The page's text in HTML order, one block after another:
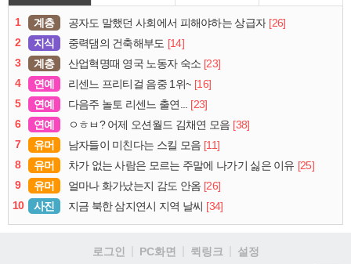
1 계층 공자도 말했던 사회에서 피해야하는 상급자 [26]
2
지식 중력댐의 건축해부도 [14]
3
계층 산업혁명때 영국 노동자 숙소 [23]
4
연예 리센느 프리티걸 음중 1위~ [16]
5
연예 다음주 놀토 리센느 출연... [23]
6
연예 ㅇㅎㅂ? 어제 오션월드 김채연 모음 [38]
7
유머 남자들이 미친다는 스킬 모음 [11]
8
유머 차가 없는 사람은 모르는 주말에 나가기 싫은 이유 [25]
9
유머 얼마나 화가났는지 감도 안옴 [26]
10
사진 지금 북한 삼지연시 지역 날씨 [34]
로그인 PC화면 퀵링크
설정